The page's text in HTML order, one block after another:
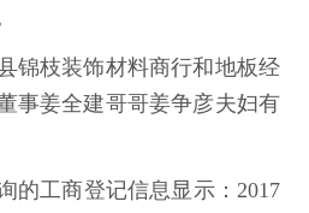
枝装饰材料商行和地板经
事姜全建哥哥姜争彦夫妇有
的工商登记信息显示：2017